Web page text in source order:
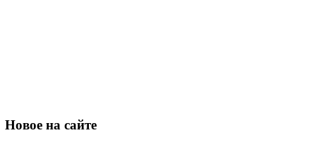
Новое на сайте